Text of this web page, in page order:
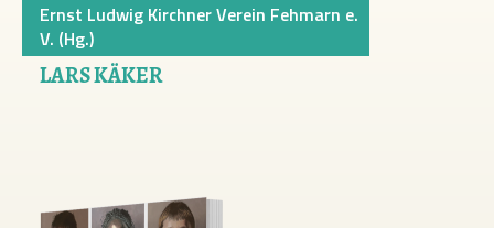
Ernst Ludwig Kirchner Verein Fehmarn e.
V. (Hg.)
LARS KÄKER